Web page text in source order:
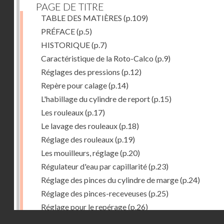
PAGE DE TITRE
TABLE DES MATIÈRES (p.109)
PRÉFACE(p.5)
HISTORIQUE(p.7)
Caractéristique de la Roto-Calco (p.9)
Réglages des pressions (p.12)
Repère pour calage(p.14)
L'habillage du cylindre de report(p.15)
Les rouleaux(p.17)
Le lavage des rouleaux(p.18)
Réglage des rouleaux(p.19)
Les mouilleurs, réglage(p.20)
Régulateur d'eau par capillarité(p.23)
Réglage des pinces du cylindre de marge(p.24)
Réglage des pinces-receveuses (p.25)
Réglage pour le repérage(p.26)